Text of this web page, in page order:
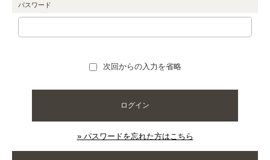
パスワード
次回からの入力を省略
ログイン
» パスワードを忘れた方はこちら